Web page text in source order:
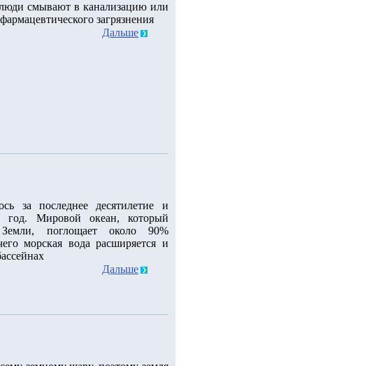
смывают в канализацию или
загрязнения
Дальше
за последнее десятилетие и
год. Мировой океан, который
поглощает около 90%
морская вода расширяется и
Дальше